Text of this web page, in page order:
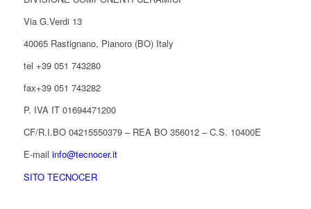
Via G.Verdi 13
40065 Rastignano, Pianoro (BO) Italy
tel +39 051 743280
fax+39 051 743282
P. IVA IT 01694471200
CF/R.I.BO 04215550379 – REA BO 356012 – C.S. 10400E
E-mail info@tecnocer.it
SITO TECNOCER